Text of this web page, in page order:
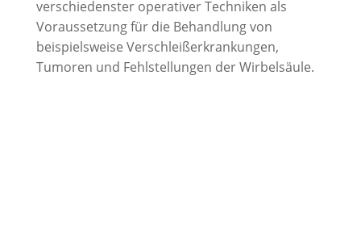
verschiedenster operativer Techniken als
Voraussetzung für die Behandlung von
beispielsweise Verschleißerkrankungen,
Tumoren und Fehlstellungen der Wirbelsäule.